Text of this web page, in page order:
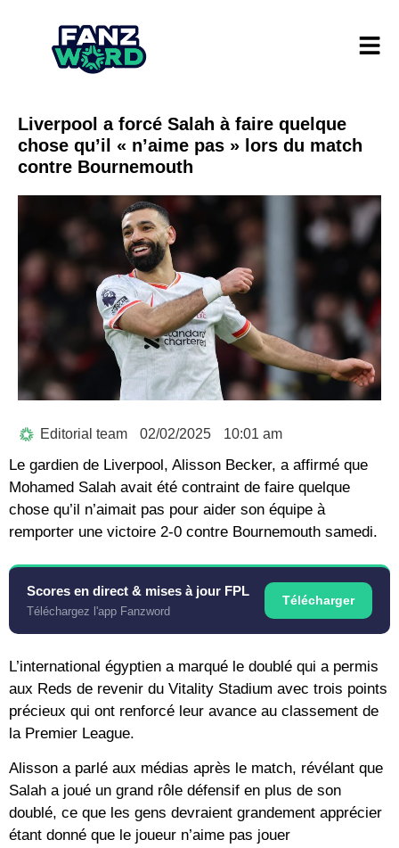
Liverpool a forcé Salah à faire quelque
chose qu’il « n’aime pas » lors du match
contre Bournemouth
Editorial team 02/02/2025 10:01 am
Le gardien de Liverpool, Alisson Becker, a affirmé que
Mohamed Salah avait été contraint de faire quelque
chose qu’il n’aimait pas pour aider son équipe à
remporter une victoire 2-0 contre Bournemouth samedi.
Scores en direct & mises à jour FPL
Téléchargez l'app Fanzword
Télécharger
L’international égyptien a marqué le doublé qui a permis
aux Reds de revenir du Vitality Stadium avec trois points
précieux qui ont renforcé leur avance au classement de
la Premier League.
Alisson a parlé aux médias après le match, révélant que
Salah a joué un grand rôle défensif en plus de son
doublé, ce que les gens devraient grandement apprécier
étant donné que le joueur n’aime pas jouer